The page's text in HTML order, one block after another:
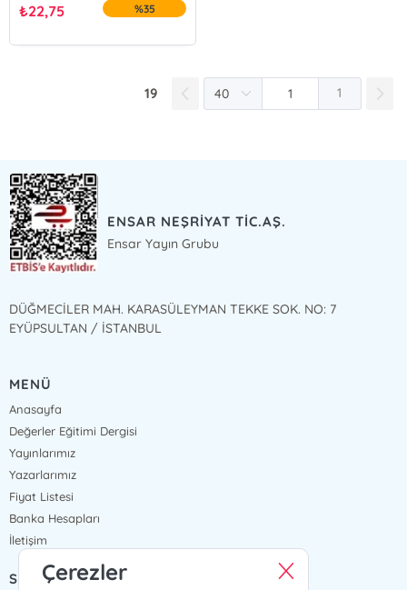
₺22,75 %35
19 1
ENSAR NEŞRİYAT TİC.AŞ.
Ensar Yayın Grubu
DÜĞMECİLER MAH. KARASÜLEYMAN TEKKE SOK. NO: 7
EYÜPSULTAN / İSTANBUL
MENÜ
Anasayfa
Değerler Eğitimi Dergisi
Yayınlarımız
Yazarlarımız
Fiyat Listesi
Banka Hesapları
İletişim
SÖZLEŞMELER
Çerezler